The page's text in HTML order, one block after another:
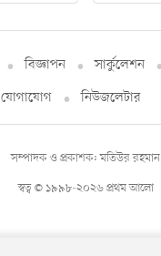
বিজ্ঞাপন সার্কুলেশন
যোগাযোগ
নিউজলেটার
স্বত্ব © ১৯৯৮-২০২৬ প্রথম আলো
সম্পাদক ও প্রকাশক: মতিউর রহমান